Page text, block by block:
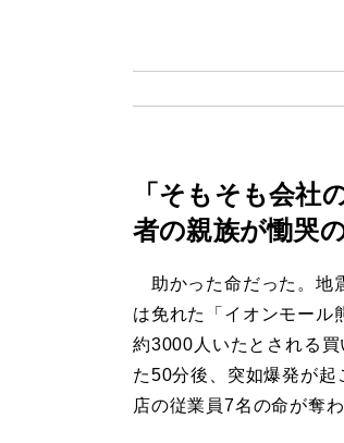
「そもそも会
者の親族が慟哭
助かった命だった。地
は免れた「イオンモール
約3000人いたとされる
た50分後、突如爆発が起
店の従業員7名の命が奪わ